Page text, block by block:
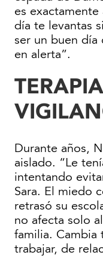
es exactamente
día te levantas
ser un buen día
en alerta”.
Durante años,
aislado. “Le
intentando
Sara. El miedo
retrasó su
no afecta solo
familia. Cambia
trabajar, de